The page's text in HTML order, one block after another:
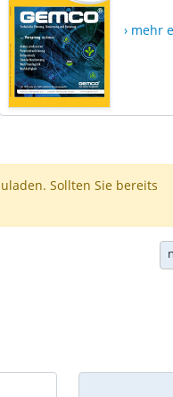
› mehr
Sollten Sie bereits